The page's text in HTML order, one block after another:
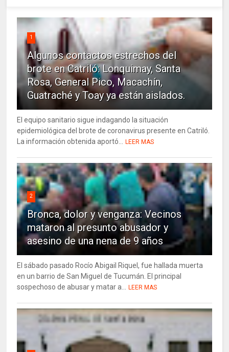
1
Algunos contactos estrechos del
brote en Catriló: Lonquimay, Santa
Rosa, General Pico, Macachín,
Guatraché y Toay ya están aislados.
El equipo sanitario sigue indagando la situación
epidemiológica del brote de coronavirus presente en Catriló.
La información obtenida aportó...
LEER MAS
2
Bronca, dolor y venganza: Vecinos
mataron al presunto abusador y
asesino de una nena de 9 años
El sábado pasado Rocío Abigail Riquel, fue hallada muerta
en un barrio de San Miguel de Tucumán. El principal
sospechoso de abusar y matar a...
LEER MAS